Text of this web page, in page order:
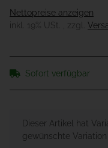
Nettopreise anzeigen
inkl. 19% USt. , zzgl.
Sofort verfügbar
xDieser Artikel hat
gewünschte Variation